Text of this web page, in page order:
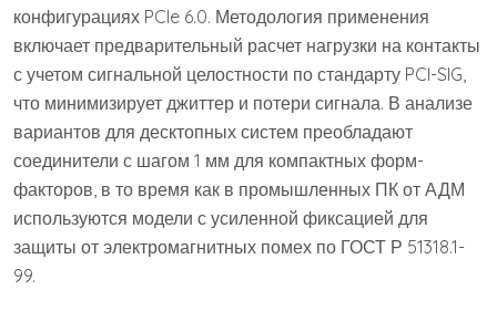
конфигурациях PCIe 6.0. Методология применения
включает предварительный расчет нагрузки на контакты
с учетом сигнальной целостности по стандарту PCI-SIG,
что минимизирует джиттер и потери сигнала. В анализе
вариантов для десктопных систем преобладают
соединители с шагом 1 мм для компактных форм-
факторов, в то время как в промышленных ПК от АДМ
используются модели с усиленной фиксацией для
защиты от электромагнитных помех по ГОСТ Р 51318.1-
99.